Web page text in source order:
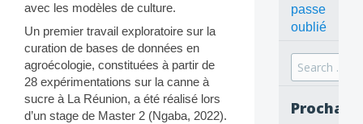
avec les modèles de culture.
Un premier travail exploratoire sur la
curation de bases de données en
agroécologie, constituées à partir de
28 expérimentations sur la canne à
sucre à La Réunion, a été réalisé lors
d’un stage de Master 2 (Ngaba, 2022).
passe
oublié
Search
for: